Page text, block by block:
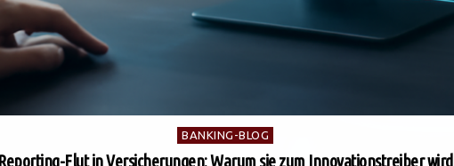
Posted
in
BANKING-BLOG
Reporting-Flut in Versicherungen: Warum sie zum Innovationstreiber wird